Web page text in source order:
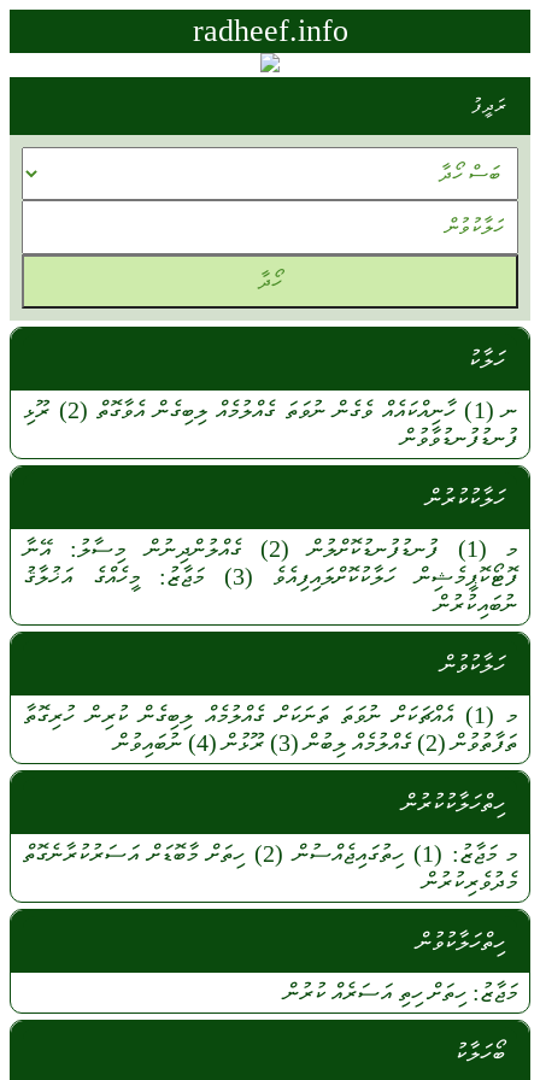
radheef.info
ރަދީފު
ހަލާކު
ނ (1) ހާނިއްކައެއްވެގެންނުވަތަގެއްލުމެއްލިބިގެންއެވާގޮތް (2)
ރޫޅި
ފުނޑުފުނޑުވާވުން
ހަލާކުކުރުން
މ (1) ފުނޑުފުނޑުކޮށްލުން (2) ގެއްލުންދިނުން މިސާލު:އޭނާ
ފޮޓޯކޮޕީމެޝިންހަލާކުކޮށްލައިފިއެވެ (3) މަޖާޒު:މީހެއްގެއަޚުލާޤު
ނުބައިކުރުން
ހަލާކުވުން
މ (1) އެއްޗަކަށް ނުވަތަތަނަކަށްގެއްލުމެއްލިބިގެންކުރިން ހުރިގޮތާ
ތަފާތުވުން(2) ގެއްލުމެއް ލިބުން(3) ރޫޅުން(4) ނުބައިވުން
ހިތްހަލާކުކުރުން
މމަޖާޒު: (1) ހިތުގައިޖެއްސުން (2) ހިތަށްމާބޮޑަށްއަސަރުކުރާނެގޮތް
މެދުވެރިކުރުން
ހިތްހަލާކުވުން
މަޖާޒު: ހިތަށްހިތިއަސަރެއް ކުރުން
ބޯހަލާކު